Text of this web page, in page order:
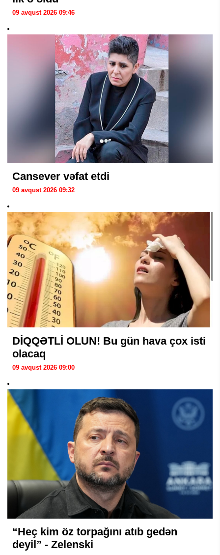
09 avqust 2026 09:46
Cansever vəfat etdi
09 avqust 2026 09:32
DİQQƏTLİ OLUN! Bu gün hava çox isti
olacaq
09 avqust 2026 09:00
“Heç kim öz torpağını atıb gedən
deyil” - Zelenski